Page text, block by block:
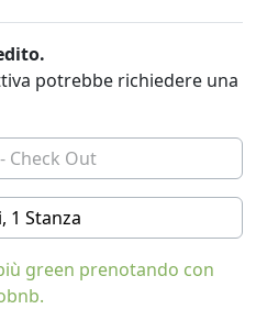
e allo spirito di
sostenibilità
dell'acqua
potrebbe richiedere una
1 Stanza
green prenotando con